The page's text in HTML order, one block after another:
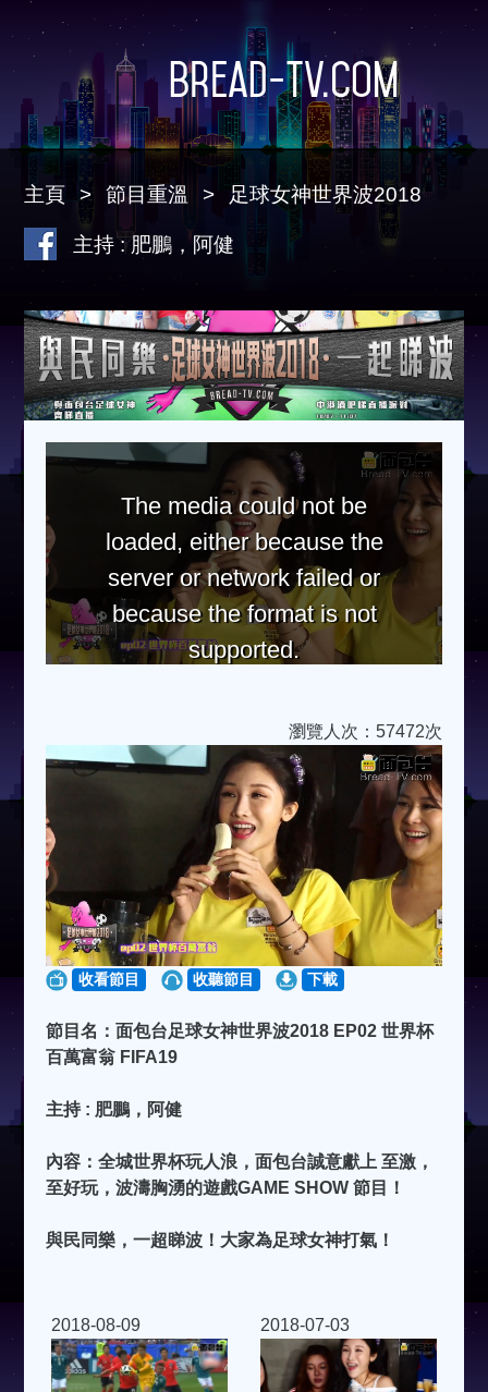
Bread-TV.com
主頁 節目重溫 足球女神世界波2018
主持 : 肥鵬，阿健
The media could not be
loaded, either because the
server or network failed or
because the format is not
supported.
瀏覽人次：57472次
收看節目 收聽節目 下載
節目名：面包台足球女神世界波2018 EP02 世界杯
百萬富翁 FIFA19
主持 : 肥鵬，阿健
內容：全城世界杯玩人浪，面包台誠意獻上 至激，
至好玩，波濤胸湧的遊戲GAME SHOW 節目！
與民同樂，一超睇波！大家為足球女神打氣！
2018-08-09 2018-07-03